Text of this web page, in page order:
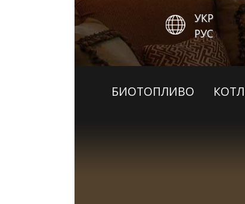
УКР
РУС
БИОТОПЛИВО